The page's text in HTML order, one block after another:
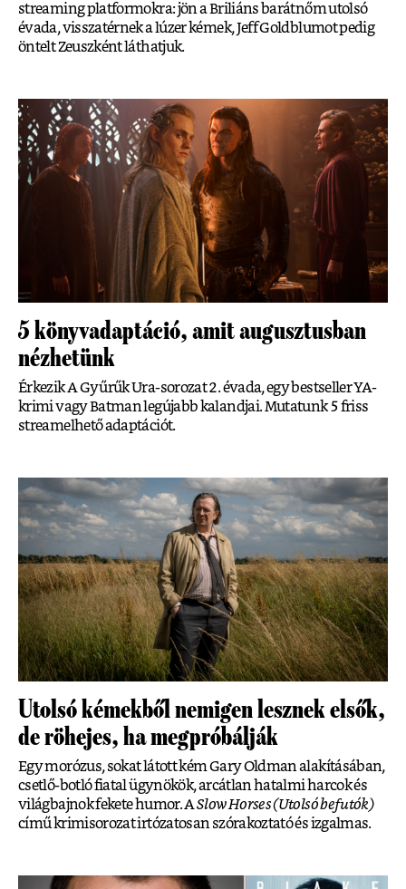
streaming platformokra: jön a Briliáns barátnőm utolsó
évada, visszatérnek a lúzer kémek, Jeff Goldblumot pedig
öntelt Zeuszként láthatjuk.
5 könyvadaptáció, amit augusztusban
nézhetünk
Érkezik A Gyűrűk Ura-sorozat 2. évada, egy bestseller YA-
krimi vagy Batman legújabb kalandjai. Mutatunk 5 friss
streamelhető adaptációt.
Utolsó kémekből nemigen lesznek elsők,
de röhejes, ha megpróbálják
Egy morózus, sokat látott kém Gary Oldman alakításában,
csetlő-botló fiatal ügynökök, arcátlan hatalmi harcok és
világbajnok fekete humor. ASlow Horses (Utolsó befutók)
című krimisorozat irtózatosan szórakoztató és izgalmas.